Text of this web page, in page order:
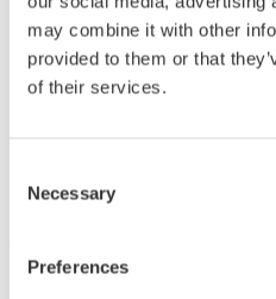
may combine it with other
provided to them or that
of their services.
Selection
Necessary
Preferences
maritieme modulaire
benoemd als project met